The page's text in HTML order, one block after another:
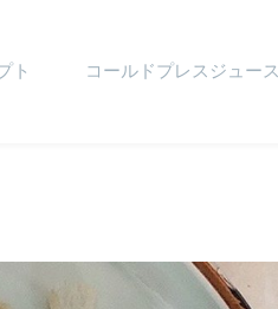
ト コールドプレスジュース